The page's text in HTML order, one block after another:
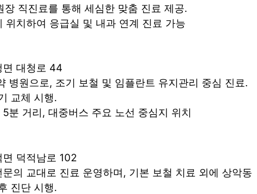
직진료를 통해 세심한 맞춤 진료 제공.
치하여 응급실 및 내과 연계 진료 가능
면 대청로 44
병원으로, 조기 보철 및 임플란트 유지관리 중심 진료.
교체 시행.
분 거리, 대중버스 주요 노선 중심지 위치
덕적남로 102
의 교대로 진료 운영하며, 기본 보철 치료 외에 상악동
진단 시행.